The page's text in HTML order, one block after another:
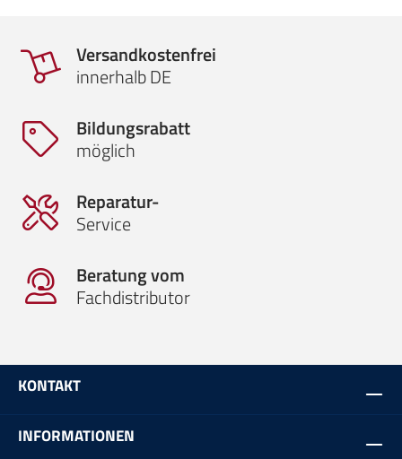
Versandkostenfrei
innerhalb DE
Bildungsrabatt
möglich
Reparatur-
Service
Beratung vom
Fachdistributor
KONTAKT
INFORMATIONEN